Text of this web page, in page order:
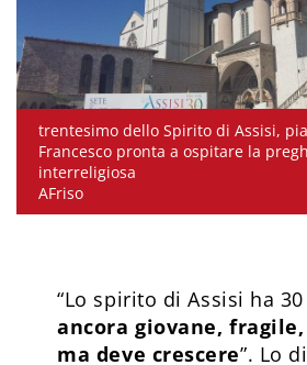
trentesimo dello Spirito di Assisi,
Francesco pronta a ospitare la
interreligiosa
AFriso
“Lo spirito di Assisi ha
ancora giovane,
ma deve crescere”. Lo